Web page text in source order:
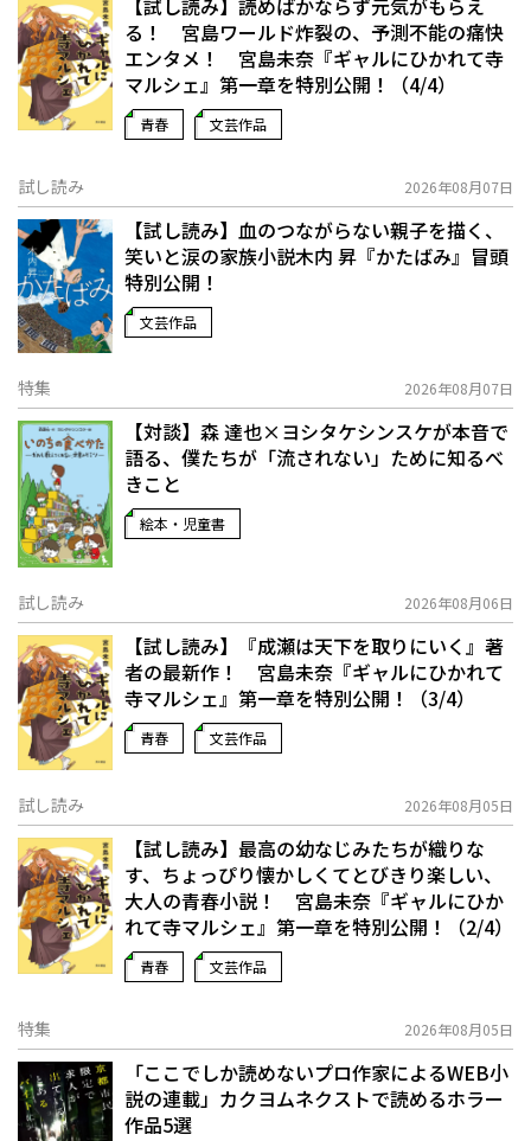
る！ 宮島ワールド炸裂の、予測不能の痛快
エンタメ！ 宮島未奈『ギャルにひかれて寺
マルシェ』第一章を特別公開！（4/4）
青春 文芸作品
試し読み 2026年08月07日
【試し読み】血のつながらない親子を描く、
笑いと涙の家族小説――木内 昇『かたばみ』冒頭
特別公開！
文芸作品
特集 2026年08月07日
【対談】森 達也×ヨシタケシンスケが本音で
語る、僕たちが「流されない」ために知るべ
きこと
絵本・児童書
試し読み 2026年08月06日
【試し読み】『成瀬は天下を取りにいく』著
者の最新作！ 宮島未奈『ギャルにひかれて
寺マルシェ』第一章を特別公開！（3/4）
青春 文芸作品
試し読み 2026年08月05日
【試し読み】最高の幼なじみたちが織りな
す、ちょっぴり懐かしくてとびきり楽しい、
大人の青春小説！ 宮島未奈『ギャルにひか
れて寺マルシェ』第一章を特別公開！（2/4）
青春 文芸作品
特集 2026年08月05日
「ここでしか読めないプロ作家によるWEB小
説の連載」――カクヨムネクストで読めるホラー
作品5選